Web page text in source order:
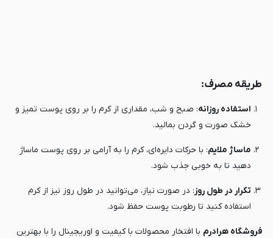
طریقه مصرف:
استفاده روزانه: صبح و شب، مقداری از کرم را بر روی پوست تمیز و
خشک صورت و گردن بمالید.
ماساژ ملایم: با حرکات دایره‌ای، کرم را به آرامی بر روی پوست ماساژ
دهید تا به خوبی جذب شود.
تکرار در طول روز: در صورت نیاز، می‌توانید در طول روز نیز از کرم
استفاده کنید تا رطوبت پوست حفظ شود.
فروشگاه هرادرم با افتخار محصولات با کیفیت و اوریجینال را با بهترین